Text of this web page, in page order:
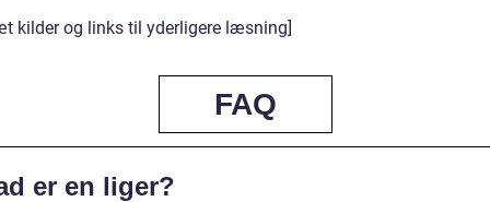
kilder og links til yderligere læsning]
FAQ
er en liger?